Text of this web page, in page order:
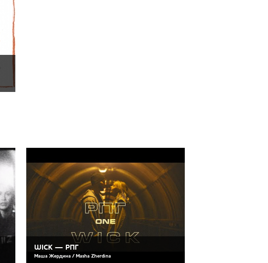
WICK — РПГ
Маша Жердина / Masha Zherdina